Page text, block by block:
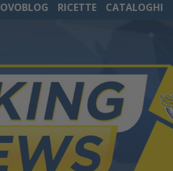
OVOBLOG RICETTE CATALOGHI